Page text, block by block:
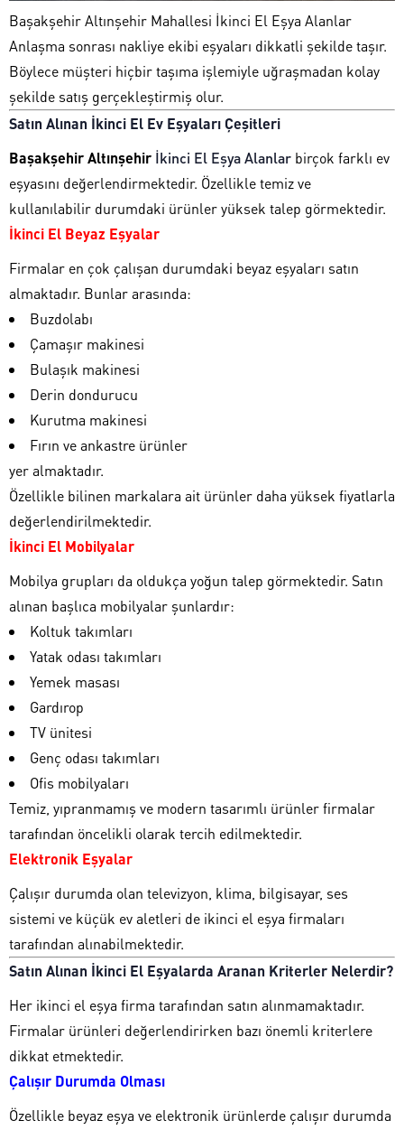
Başakşehir Altınşehir Mahallesi İkinci El Eşya Alanlar
Anlaşma sonrası nakliye ekibi eşyaları dikkatli şekilde taşır.
Böylece müşteri hiçbir taşıma işlemiyle uğraşmadan kolay
şekilde satış gerçekleştirmiş olur.
Satın Alınan İkinci El Ev Eşyaları Çeşitleri
Başakşehir Altınşehir İkinci El Eşya Alanlar birçok farklı ev
eşyasını değerlendirmektedir. Özellikle temiz ve
kullanılabilir durumdaki ürünler yüksek talep görmektedir.
İkinci El Beyaz Eşyalar
Firmalar en çok çalışan durumdaki beyaz eşyaları satın
almaktadır. Bunlar arasında:
Buzdolabı
Çamaşır makinesi
Bulaşık makinesi
Derin dondurucu
Kurutma makinesi
Fırın ve ankastre ürünler
yer almaktadır.
Özellikle bilinen markalara ait ürünler daha yüksek fiyatlarla
değerlendirilmektedir.
İkinci El Mobilyalar
Mobilya grupları da oldukça yoğun talep görmektedir. Satın
alınan başlıca mobilyalar şunlardır:
Koltuk takımları
Yatak odası takımları
Yemek masası
Gardırop
TV ünitesi
Genç odası takımları
Ofis mobilyaları
Temiz, yıpranmamış ve modern tasarımlı ürünler firmalar
tarafından öncelikli olarak tercih edilmektedir.
Elektronik Eşyalar
Çalışır durumda olan televizyon, klima, bilgisayar, ses
sistemi ve küçük ev aletleri de ikinci el eşya firmaları
tarafından alınabilmektedir.
Satın Alınan İkinci El Eşyalarda Aranan Kriterler Nelerdir?
Her ikinci el eşya firma tarafından satın alınmamaktadır.
Firmalar ürünleri değerlendirirken bazı önemli kriterlere
dikkat etmektedir.
Çalışır Durumda Olması
Özellikle beyaz eşya ve elektronik ürünlerde çalışır durumda